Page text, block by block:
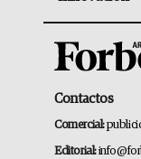
Contactos
Comercial:
Editorial: